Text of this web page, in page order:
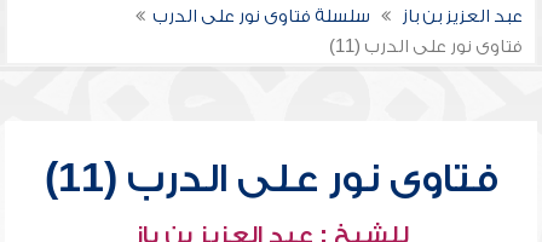
عبد العزيز بن باز
سلسلة فتاوى نور على الدرب
فتاوى نور على الدرب (11)
فتاوى نور على الدرب (11)
للشيخ : عبد العزيز بن باز